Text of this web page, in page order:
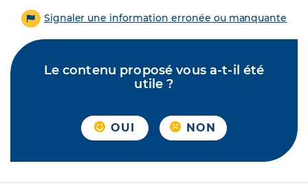
Signaler une information erronée ou manquante
Le contenu proposé vous a-t-il été
utile ?
OUI NON